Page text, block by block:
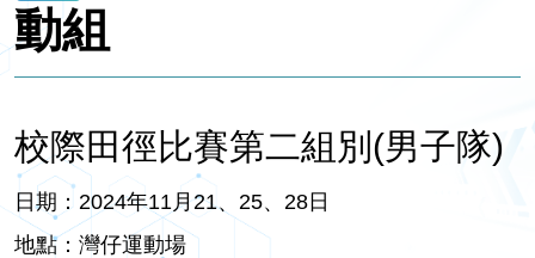
動組
校際田徑比賽第二組別(男子隊)
日期：2024年11月21、25、28日
地點：灣仔運動場